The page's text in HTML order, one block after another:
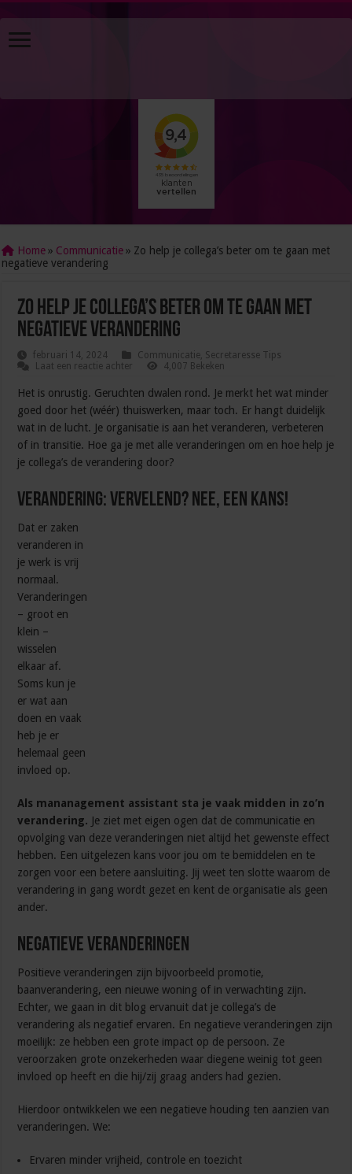
Home » Communicatie » Zo help je collega’s beter om te gaan met
negatieve verandering
Zo help je collega’s beter om te gaan met
negatieve verandering
februari 14, 2024 Communicatie, Secretaresse Tips
Laat een reactie achter
4,007 Bekeken
Het is onrustig. Geruchten dwalen rond. Je merkt het wat minder
goed door het (wéér) thuiswerken, maar toch. Er hangt duidelijk
wat in de lucht. Je organisatie is aan het veranderen, verbeteren
of in transitie. Hoe ga je met alle veranderingen om en hoe help je
je collega’s de verandering door?
Verandering: vervelend? Nee, een kans!
Dat er zaken
veranderen in
je werk is vrij
normaal.
Veranderingen
– groot en
klein –
wisselen
elkaar af.
Soms kun je
er wat aan
doen en vaak
heb je er
helemaal geen
invloed op.
Als mananagement assistant sta je vaak midden in zo’n
verandering. Je ziet met eigen ogen dat de communicatie en
opvolging van deze veranderingen niet altijd het gewenste effect
hebben. Een uitgelezen kans voor jou om te bemiddelen en te
zorgen voor een betere aansluiting. Jij weet ten slotte waarom de
verandering in gang wordt gezet en kent de organisatie als geen
ander.
Negatieve veranderingen
Positieve veranderingen zijn bijvoorbeeld promotie,
baanverandering, een nieuwe woning of in verwachting zijn.
Echter, we gaan in dit blog ervanuit dat je collega’s de
verandering als negatief ervaren. En negatieve veranderingen zijn
moeilijk: ze hebben een grote impact op de persoon. Ze
veroorzaken grote onzekerheden waar diegene weinig tot geen
invloed op heeft en die hij/zij graag anders had gezien.
Hierdoor ontwikkelen we een negatieve houding ten aanzien van
veranderingen. We:
Ervaren minder vrijheid, controle en toezicht